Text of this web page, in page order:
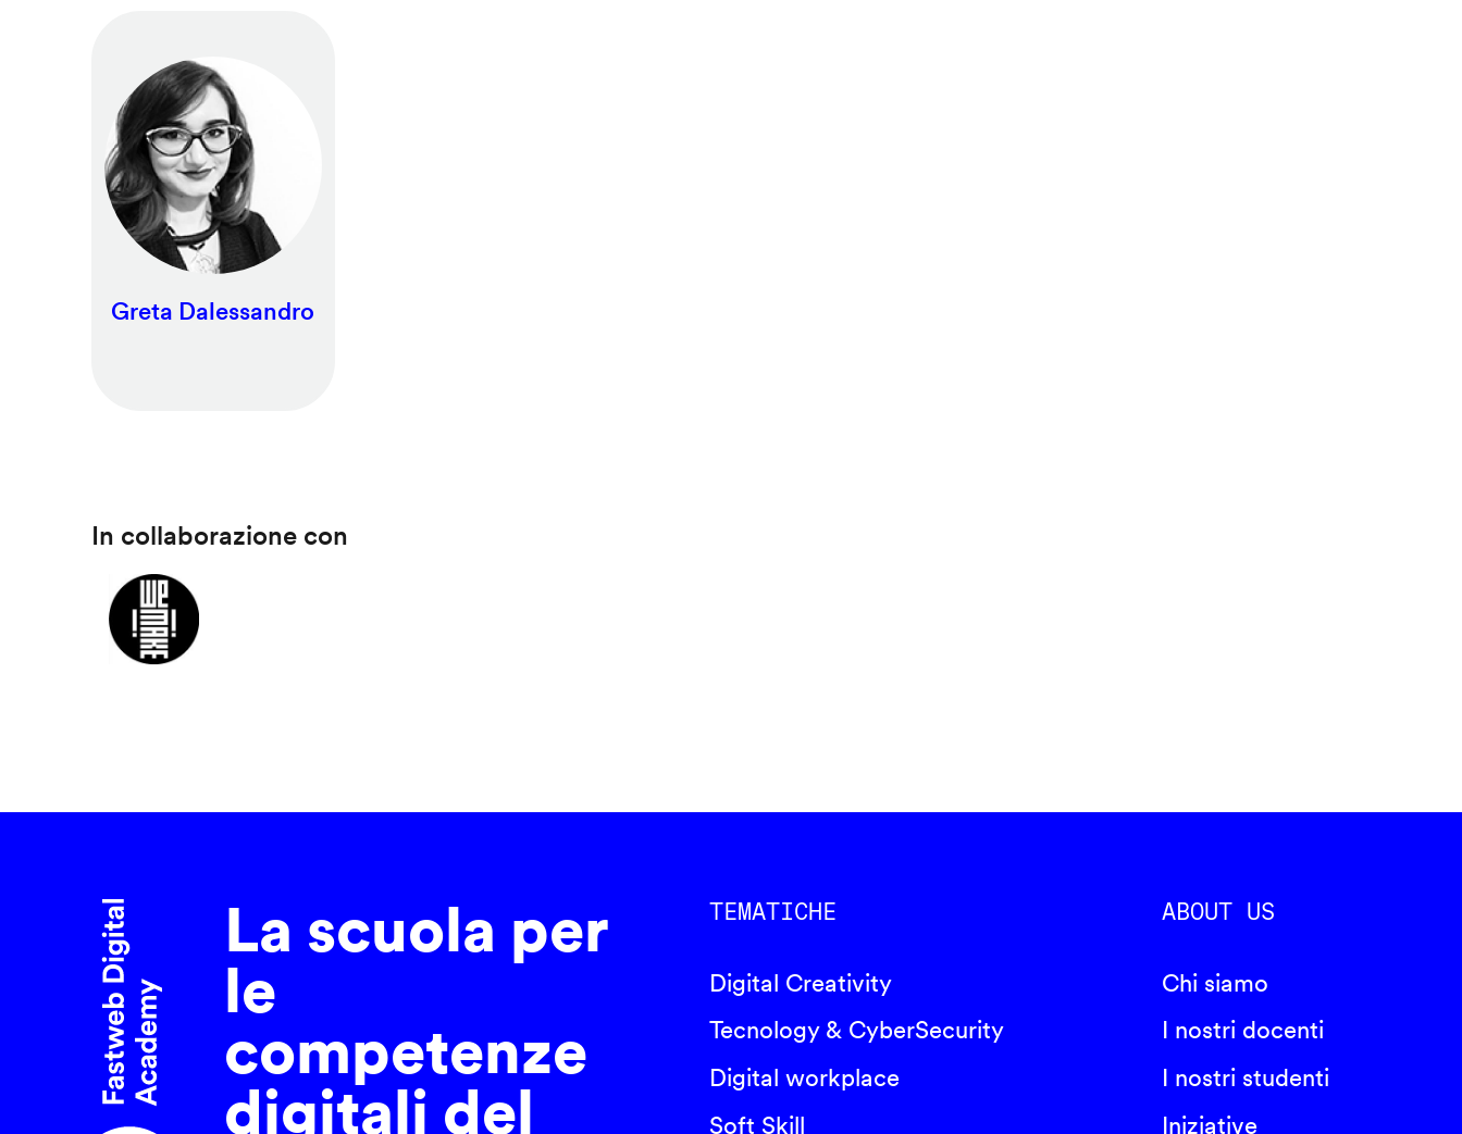
Greta Dalessandro
In collaborazione con
La scuola per
le
competenze
digitali del
TEMATICHE
Digital Creativity
Tecnology & CyberSecurity
Digital workplace
Soft Skill
ABOUT US
Chi siamo
I nostri docenti
I nostri studenti
Iniziative